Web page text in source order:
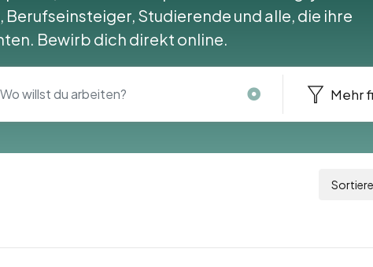
Berufseinsteiger, Studierende und alle, die ihre
Bewirb dich direkt online.
Mehr